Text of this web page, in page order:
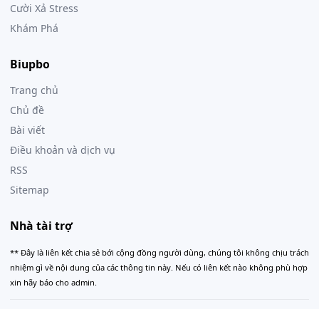
Cười Xả Stress
Khám Phá
Biupbo
Trang chủ
Chủ đề
Bài viết
Điều khoản và dịch vụ
RSS
Sitemap
Nhà tài trợ
** Đây là liên kết chia sẻ bới cộng đồng người dùng, chúng tôi không chịu trách
nhiệm gì về nội dung của các thông tin này. Nếu có liên kết nào không phù hợp
xin hãy báo cho admin.